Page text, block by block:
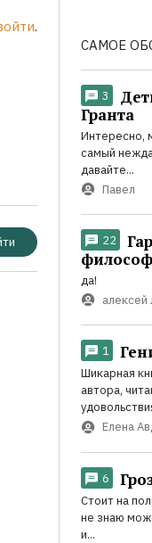
.
САМОЕ
3
Гранта
Интересно,
самый
давайте...
Павел
22
да!
алексей
1
Шикарная
автора,
Елена
6
Стоит на
не знаю
и...